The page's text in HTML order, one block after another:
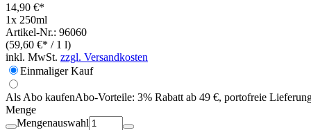
14,90 €*
1x 250ml
Artikel-Nr.: 96060
(59,60 €* / 1 l)
inkl. MwSt. zzgl. Versandkosten
Einmaliger Kauf
Als Abo kaufenAbo-Vorteile: 3% Rabatt ab 49 €, portofreie
Menge
Mengenauswahl